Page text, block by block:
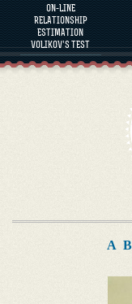
ON-LINE
RELATIONSHIP
ESTIMATION
VOLIKOV’S TEST
A B